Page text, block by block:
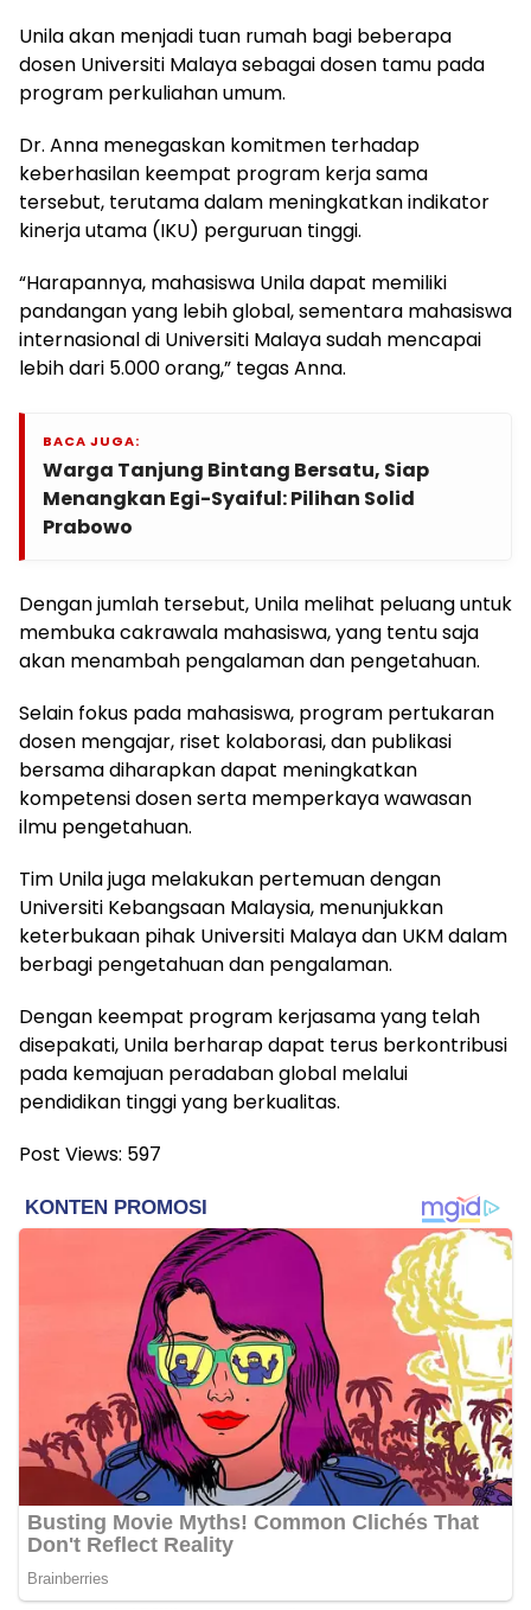
Unila akan menjadi tuan rumah bagi beberapa
dosen Universiti Malaya sebagai dosen tamu pada
program perkuliahan umum.
Dr. Anna menegaskan komitmen terhadap
keberhasilan keempat program kerja sama
tersebut, terutama dalam meningkatkan indikator
kinerja utama (IKU) perguruan tinggi.
“Harapannya, mahasiswa Unila dapat memiliki
pandangan yang lebih global, sementara mahasiswa
internasional di Universiti Malaya sudah mencapai
lebih dari 5.000 orang,” tegas Anna.
BACA JUGA:
Warga Tanjung Bintang Bersatu, Siap
Menangkan Egi-Syaiful: Pilihan Solid
Prabowo
Dengan jumlah tersebut, Unila melihat peluang untuk
membuka cakrawala mahasiswa, yang tentu saja
akan menambah pengalaman dan pengetahuan.
Selain fokus pada mahasiswa, program pertukaran
dosen mengajar, riset kolaborasi, dan publikasi
bersama diharapkan dapat meningkatkan
kompetensi dosen serta memperkaya wawasan
ilmu pengetahuan.
Tim Unila juga melakukan pertemuan dengan
Universiti Kebangsaan Malaysia, menunjukkan
keterbukaan pihak Universiti Malaya dan UKM dalam
berbagi pengetahuan dan pengalaman.
Dengan keempat program kerjasama yang telah
disepakati, Unila berharap dapat terus berkontribusi
pada kemajuan peradaban global melalui
pendidikan tinggi yang berkualitas.
Post Views: 597